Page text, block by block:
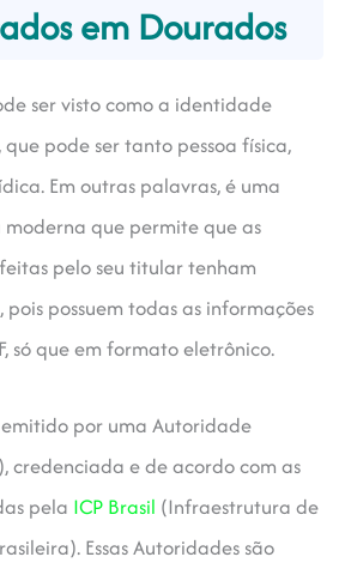
em Dourados
ser visto como a identidade
pode ser tanto pessoa física,
Em outras palavras, é uma
que permite que as
pelo seu titular tenham
possuem todas as informações
só que em formato eletrônico.
emitido por uma Autoridade
credenciada e de acordo com as
pela ICP Brasil (Infraestrutura de
Essas Autoridades são